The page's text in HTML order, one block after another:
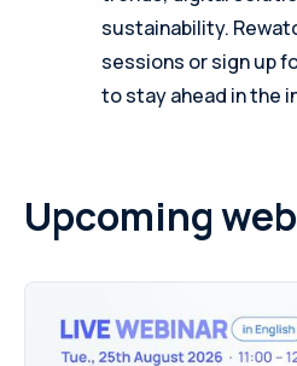
sustainability.
sessions or sign up
to stay ahead in the
Upcoming